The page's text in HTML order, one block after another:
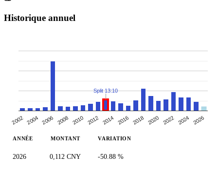
Historique annuel
2002 2004 2006 2008 2010 2012 2014 2016 2018 2020 2022 2024 2026
Split 13:10
ANNÉE MONTANT VARIATION
2026 0,112 CNY -50.88 %